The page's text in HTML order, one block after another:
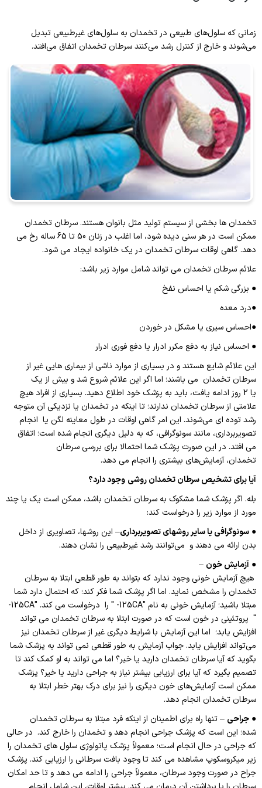
اعضا هیات علمی مرکز
کارشناس مرکز
فعالیت های پژوهشی
اولویت ها و لاین های پژوهشی
طرح های پژوهشی مرکز
اولویت های پژوهشی دانشگاه
مقالات مرکز
دومین سمینار تازه های درمان ناباروری
اولین سمینار تازه های درمان ناباروری
کارگاه
کارگاه مشاوره جنسی در مشکلات خاص زنان
کارگاه مشاوره جنسی در مشکلات خاص زنان
اصلاح سبک زندگی در زنان باردار
باروری
سامانه آموزش مداوم مرکز تحقیقات بهداشت
باروری
پرتال اساتید علوم پزشکی
سامانه علم سنجی
سامانه جامع طرح های تحقیقاتی علوم پزشکی
کشور
راهنمای تدوین رضایت آگاهانه
تحقیقات دانشجویی
پروتکل ارزشیابی شاخص های اثرات پژوهش
دبیر آموزش مداوم
کارشناس آموزش مداوم
ارتباط با ما
تماس با ما
زمانی که سلول‌های طبیعی در تخمدان به سلول‌های غیرطبیعی تبدیل
می‌شوند و خارج از کنترل رشد می‌کنند سرطان تخمدان اتفاق می‌افتد.
تخمدان ها بخشی از سیستم تولید مثل بانوان هستند. سرطان تخمدان
ممکن است در هر سنی دیده شود، اما اغلب در زنان 50 تا 65 ساله رخ می
دهد. گاهی اوقات سرطان تخمدان در یک خانواده ایجاد می شود.
علائم سرطان تخمدان می تواند شامل موارد زیر باشد:
● بزرگی شکم یا احساس نفخ
●درد معده
●احساس سیری یا مشکل در خوردن
● احساس نیاز به دفع مکرر ادرار یا دفع فوری ادرار
این علائم شایع هستند و در بسیاری از موارد ناشی از بیماری هایی غیر از
سرطان تخمدان می باشند؛ اما اگر این علائم شروع شد و بیش از یک
یا 2 روز ادامه یافت، باید به پزشک خود اطلاع دهید. بسیاری از افراد هیچ
علامتی از سرطان تخمدان ندارند؛ تا اینکه در تخمدان یا نزدیکی آن متوجه
رشد توده ای می‌شوند. این امر گاهی اوقات در طول معاینه لگن یا انجام
تصویربرداری، مانند سونوگرافی، که به دلیل دیگری انجام شده است؛ اتفاق
می افتد. در این صورت پزشک شما احتمالا برای بررسی سرطان
تخمدان، آزمایش‌های بیشتری را انجام می دهد.
آیا برای تشخیص سرطان تخمدان روشی وجود دارد؟
بله. اگر پزشک شما مشکوک به سرطان تخمدان باشد، ممکن است یک یا چند
مورد از موارد زیر را درخواست کند:
● سونوگرافی یا سایر روشهای تصویربرداری– این روشها، تصاویری از داخل
بدن ارائه می دهند و می‌توانند رشد غیرطبیعی را نشان دهند.
● آزمایش خون –
هیچ آزمایش خونی وجود ندارد که بتواند به طور قطعی ابتلا به سرطان
تخمدان را مشخص نماید. اما اگر پزشک شما فکر کند؛ که احتمال دارد شما
مبتلا باشید؛ آزمایش خونی به نام "-125CA " را درخواست می کند. "-125CA
" پروتئینی در خون است که در صورت ابتلا به سرطان تخمدان می تواند
افزایش یابد؛ اما این آزمایش با شرایط دیگری غیر از سرطان تخمدان نیز
می‌تواند افزایش یابد. جواب آزمایش به طور قطعی نمی تواند به پزشک شما
بگوید که آیا سرطان تخمدان دارید یا خیر؟ اما می تواند به او کمک کند تا
تصمیم بگیرد که آیا برای ارزیابی بیشتر نیاز به جراحی دارید یا خیر؟ پزشک
ممکن است آزمایش‌های خون دیگری را نیز برای درک بهتر خطر ابتلا به
سرطان تخمدان انجام دهد.
● جراحی – تنها راه برای اطمینان از اینکه فرد مبتلا به سرطان تخمدان
شده؛ این است که پزشک جراحی انجام دهد و تخمدان را خارج کند. در حالی
که جراحی در حال انجام است؛ معمولاً پزشک پاتولوژی سلول های تخمدان را
زیر میکروسکوپ مشاهده می کند تا وجود بافت سرطانی را ارزیابی کند. پزشک
جراح در صورت وجود سرطان، معمولاً جراحی را ادامه می دهد و تا حد امکان